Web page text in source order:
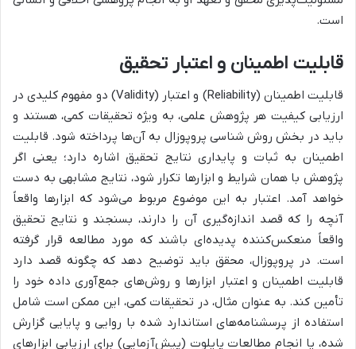
است.
قابلیت اطمینان و اعتبار تحقیق
قابلیت اطمینان (Reliability) و اعتبار (Validity) دو مفهوم کلیدی در
ارزیابی کیفیت هر پژوهش علمی، به ویژه تحقیقات کمی، هستند و
باید در بخش روش شناسی پروپوزال به آن‌ها پرداخته شود. قابلیت
اطمینان به ثبات و پایداری نتایج تحقیق اشاره دارد؛ یعنی اگر
پژوهش با همان شرایط و ابزارها تکرار شود، نتایج مشابهی به دست
خواهد آمد. اعتبار به این موضوع مربوط می‌شود که ابزارها واقعاً
آنچه را که قصد اندازه‌گیری آن را دارند، بسنجند و نتایج تحقیق
واقعاً منعکس‌کننده پدیده‌ای باشند که مورد مطالعه قرار گرفته
است. در پروپوزال، محقق باید توضیح دهد که چگونه قصد دارد
قابلیت اطمینان و اعتبار ابزارها و روش‌های جمع‌آوری داده خود را
تأمین کند. به عنوان مثال، در تحقیقات کمی، این ممکن است شامل
استفاده از پرسشنامه‌های استاندارد شده با روایی و پایایی گزارش
شده، یا انجام مطالعات پایلوت (پیش‌آزمایی) برای ارزیابی ابزارهای